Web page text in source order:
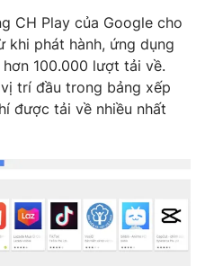
Việt Nam
CH Play của Google cho
khi phát hành, ứng dụng
100.000 lượt tải về.
trí đầu trong bảng xếp
được tải về nhiều nhất